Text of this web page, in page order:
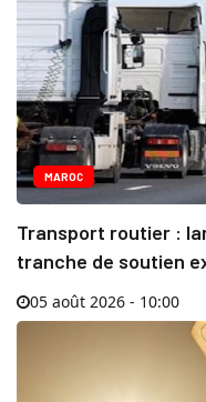
MAROC
Transport routier :
tranche de soutien
05 août 2026 - 10:00